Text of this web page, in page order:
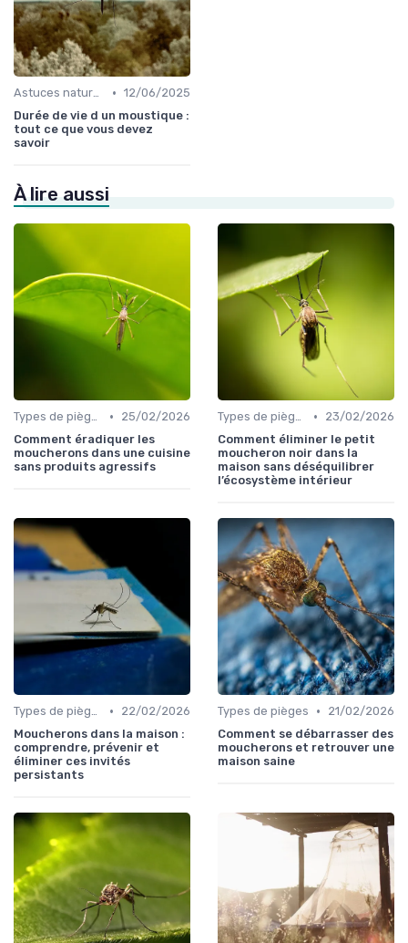
Astuces naturelles • 12/06/2025
Durée de vie d un moustique :
tout ce que vous devez
savoir
À lire aussi
Types de pièges •
25/02/2026
Comment éradiquer les
moucherons dans une cuisine
sans produits agressifs
Types de pièges •
23/02/2026
Comment éliminer le petit
moucheron noir dans la
maison sans déséquilibrer
l’écosystème intérieur
Types de pièges •
22/02/2026
Moucherons dans la maison :
comprendre, prévenir et
éliminer ces invités
persistants
Types de pièges •
21/02/2026
Comment se débarrasser des
moucherons et retrouver une
maison saine